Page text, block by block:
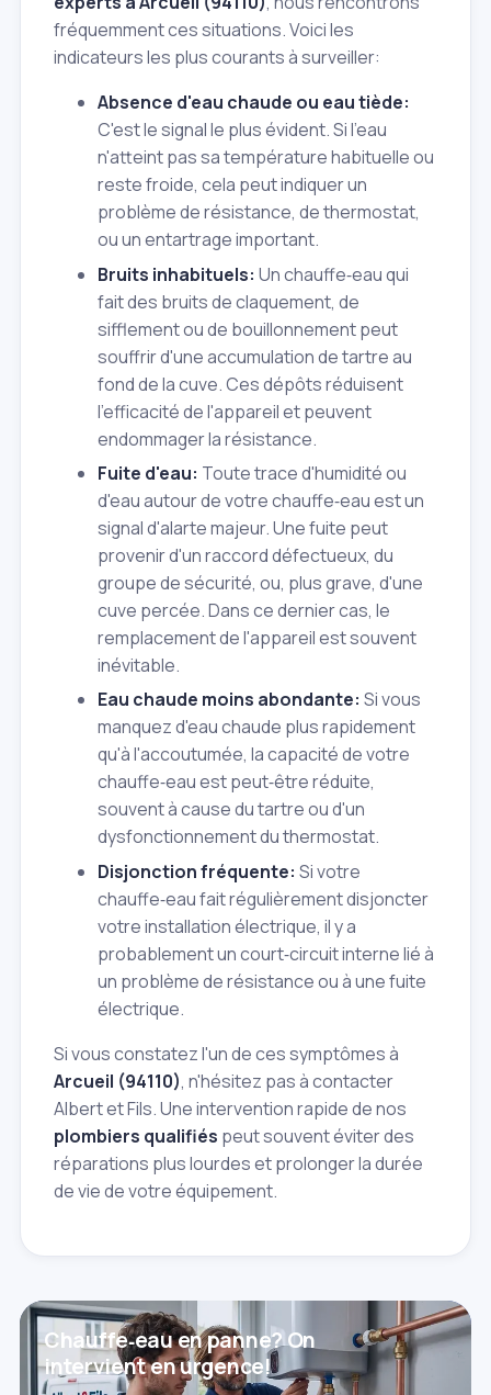
fréquemment ces situations. Voici les
indicateurs les plus courants à surveiller:
Absence d'eau chaude ou eau tiède:
C'est le signal le plus évident. Si l'eau
n'atteint pas sa température habituelle ou
reste froide, cela peut indiquer un
problème de résistance, de thermostat,
ou un entartrage important.
Bruits inhabituels: Un chauffe‑eau qui
fait des bruits de claquement, de
sifflement ou de bouillonnement peut
souffrir d'une accumulation de tartre au
fond de la cuve. Ces dépôts réduisent
l'efficacité de l'appareil et peuvent
endommager la résistance.
Fuite d'eau: Toute trace d'humidité ou
d'eau autour de votre chauffe‑eau est un
signal d'alarte majeur. Une fuite peut
provenir d'un raccord défectueux, du
groupe de sécurité, ou, plus grave, d'une
cuve percée. Dans ce dernier cas, le
remplacement de l'appareil est souvent
inévitable.
Eau chaude moins abondante: Si vous
manquez d'eau chaude plus rapidement
qu'à l'accoutumée, la capacité de votre
chauffe‑eau est peut‑être réduite,
souvent à cause du tartre ou d'un
dysfonctionnement du thermostat.
Disjonction fréquente: Si votre
chauffe‑eau fait régulièrement disjoncter
votre installation électrique, il y a
probablement un court‑circuit interne lié à
un problème de résistance ou à une fuite
électrique.
Si vous constatez l'un de ces symptômes à
Arcueil (94110), n'hésitez pas à contacter
Albert et Fils. Une intervention rapide de nos
plombiers qualifiés peut souvent éviter des
réparations plus lourdes et prolonger la durée
de vie de votre équipement.
Chauffe‑eau en panne? On
intervient en urgence!